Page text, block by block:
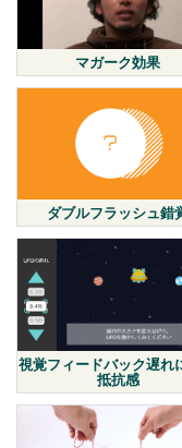
マガーク効果
ダブルフラッシュ錯
視覚フィードバック遅れ
抵抗感